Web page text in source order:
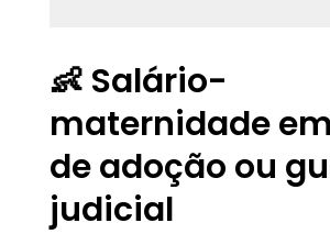
👶 Salário-
maternidade
de adoção ou
judicial